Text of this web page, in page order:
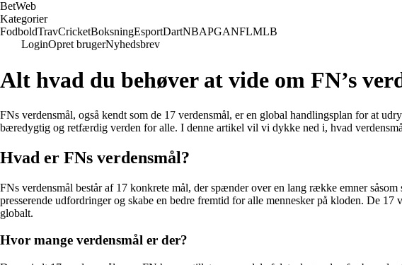
BetWeb
Kategorier
FodboldTravCricketBoksningEsportDartNBAPGANFLMLB
LoginOpret brugerNyhedsbrev
Alt hvad du behøver at vide om FN’s
FNs verdensmål, også kendt som de 17 verdensmål, er en global handlingsplan for at
bæredygtig og retfærdig verden for alle. I denne artikel vil vi dykke ned i, hvad
Hvad er FNs verdensmål?
FNs verdensmål består af 17 konkrete mål, der spænder over en lang række emner
presserende udfordringer og skabe en bedre fremtid for alle mennesker på kloden. De
globalt.
Hvor mange verdensmål er der?